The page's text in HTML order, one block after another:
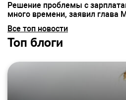
Решение проблемы с
много времени, заявил глава
Все топ новости
Топ блоги